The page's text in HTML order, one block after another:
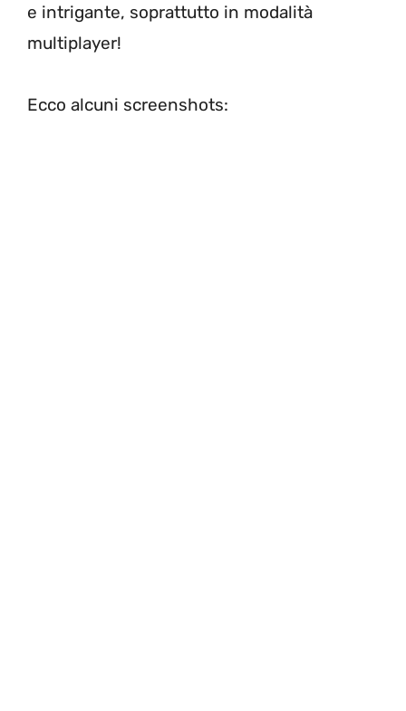
e intrigante, soprattutto in modalità
multiplayer!
Ecco alcuni screenshots: